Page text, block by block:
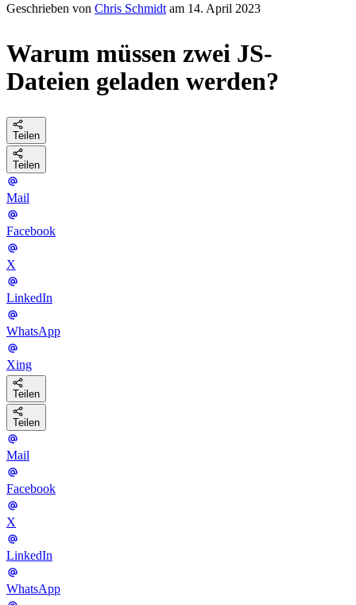
Geschrieben von Chris Schmidt am 14. April 2023
Warum müssen zwei JS-
Dateien geladen werden?
Teilen
Teilen
Mail
Facebook
X
LinkedIn
WhatsApp
Xing
Teilen
Teilen
Mail
Facebook
X
LinkedIn
WhatsApp